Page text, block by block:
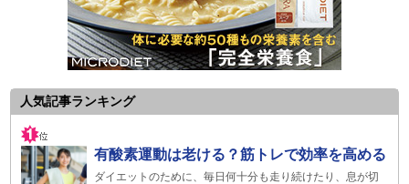
人気記事ランキング
有酸素運動は老ける？筋トレで効率を高める
ダイエットのために、毎日何十分も走り続けたり、息が切